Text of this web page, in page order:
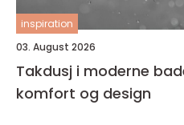
inspiration
03. August 2026
Takdusj i moderne baderom
komfort og design